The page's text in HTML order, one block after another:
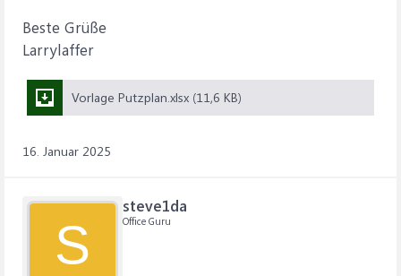
Beste Grüße
Larrylaffer
Vorlage Putzplan.xlsx (11,6 KB)
16. Januar 2025
S
steve1da
Office Guru